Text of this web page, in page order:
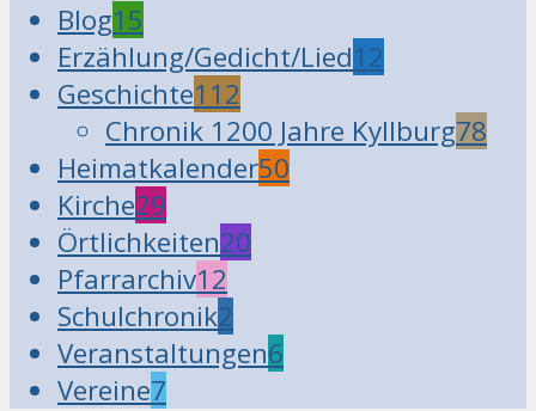
Blog15
Erzählung/Gedicht/Lied12
Geschichte112
Chronik 1200 Jahre Kyllburg78
Heimatkalender50
Kirche29
Örtlichkeiten20
Pfarrarchiv12
Schulchronik2
Veranstaltungen6
Vereine7